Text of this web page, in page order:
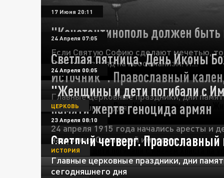
17 Июня 20:11
"Константинополь должен
Если Святую Софию сделают мечетью,
Русский взгляд на неоосманизм. И...
24 Апреля 07:05
Светлая пятница. День Иконы
Источник". Православный
Главные церковные праздники, дни
сегодняшнего дня
ЦЕРКОВЬ
24 Апреля 00:05
"Женщины и дети погибали с
памяти жертв геноцида армян
24 апреля 1915 года начались аресты и
населения Османской империи,...
ИСТОРИЯ
23 Апреля 08:10
Светлый четверг.
Главные церковные праздники, дни
сегодняшнего дня